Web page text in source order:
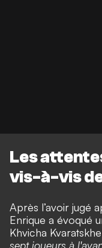
Les
vis-à-vis
Après l’avoir jugé
Enrique a évoqué
Khvicha
sept joueurs à